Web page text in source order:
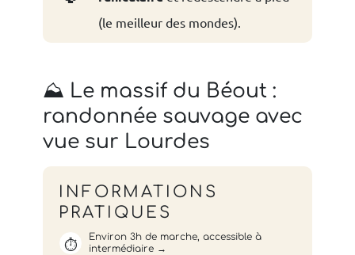
(le meilleur des mondes).
⛰️ Le massif du Béout :
randonnée sauvage avec
vue sur Lourdes
INFORMATIONS
PRATIQUES
⏱️
Environ 3h de marche, accessible à
intermédiaire